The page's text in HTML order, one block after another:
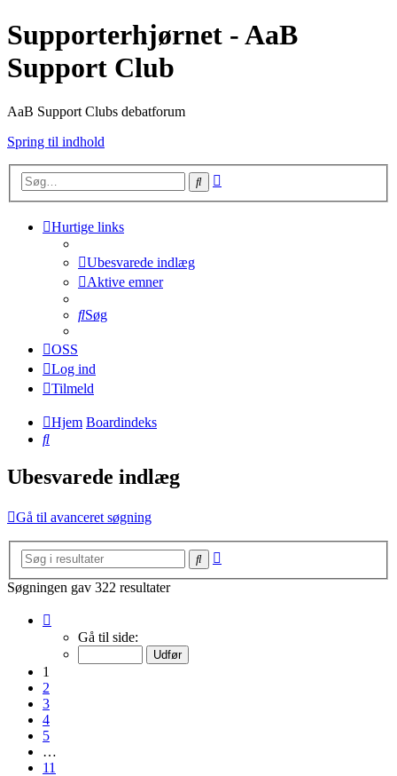
Supporterhjørnet - AaB
Support Club
AaB Support Clubs debatforum
Spring til indhold
Søg
Hurtige links
Ubesvarede indlæg
Aktive emner
Søg
OSS
Log ind
Tilmeld
Hjem Boardindeks
Søg
Ubesvarede indlæg
Gå til avanceret søgning
Søg
Søgningen gav 322 resultater
Gå til side:
1
2
3
4
5
…
11